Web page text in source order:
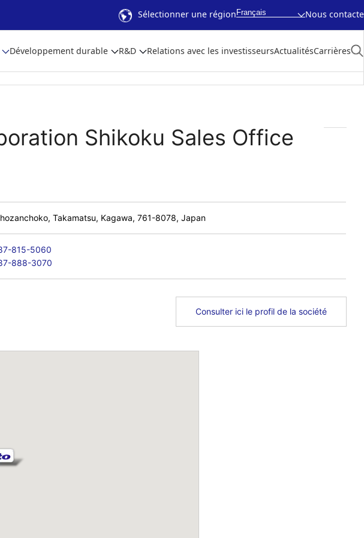
Sélectionner une région Français Nous contacte
Développement durable R&D Relations avec les investisseursActualitésCarrières
Shikoku Sales Office
Takamatsu, Kagawa, 761-8078, Japan
815-5060
888-3070
Consulter ici le profil de la société